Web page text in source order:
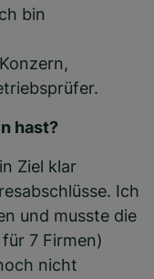
bin
hast?
Ziel klar
Ich
und musste die
7 Firmen)
nicht